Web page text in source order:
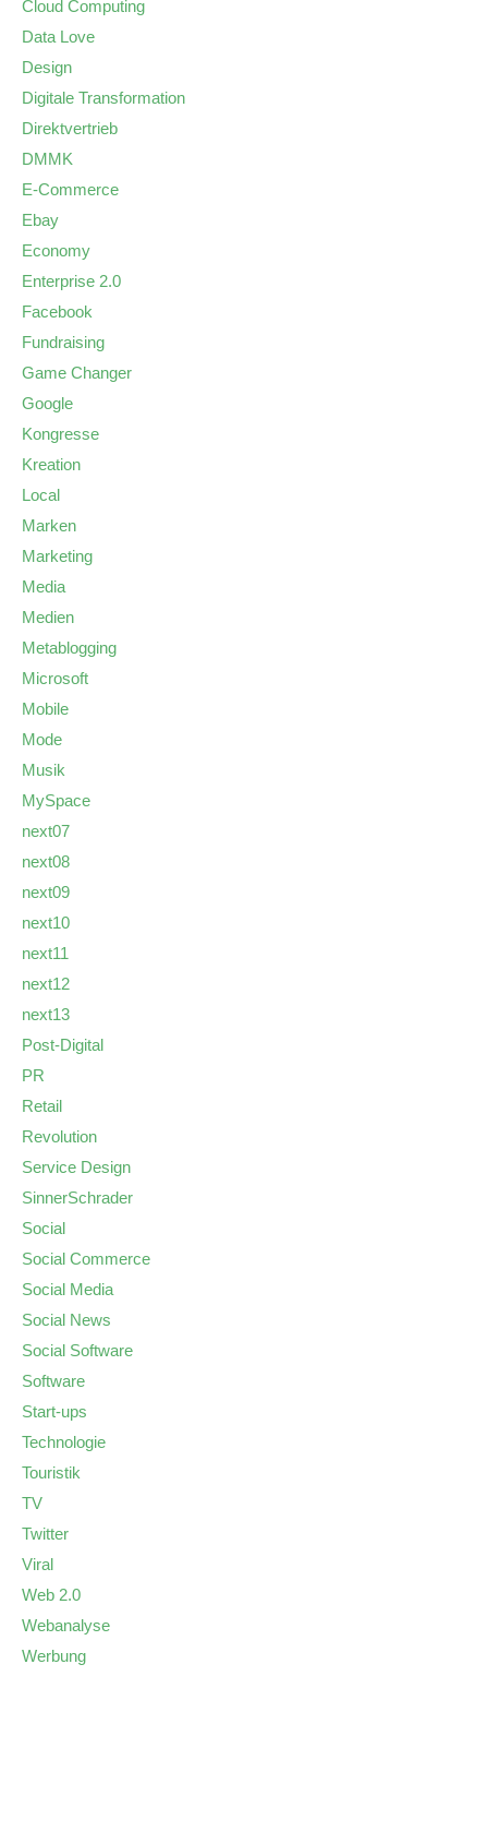
Cloud Computing
Data Love
Design
Digitale Transformation
Direktvertrieb
DMMK
E-Commerce
Ebay
Economy
Enterprise 2.0
Facebook
Fundraising
Game Changer
Google
Kongresse
Kreation
Local
Marken
Marketing
Media
Medien
Metablogging
Microsoft
Mobile
Mode
Musik
MySpace
next07
next08
next09
next10
next11
next12
next13
Post-Digital
PR
Retail
Revolution
Service Design
SinnerSchrader
Social
Social Commerce
Social Media
Social News
Social Software
Software
Start-ups
Technologie
Touristik
TV
Twitter
Viral
Web 2.0
Webanalyse
Werbung